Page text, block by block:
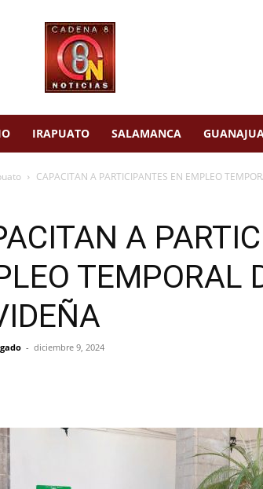
IRAPUATO SALAMANCA
CAPACITAN A PARTICIPANTES EN EMPLEO
A
TEMPORAL
- diciembre 9, 2024